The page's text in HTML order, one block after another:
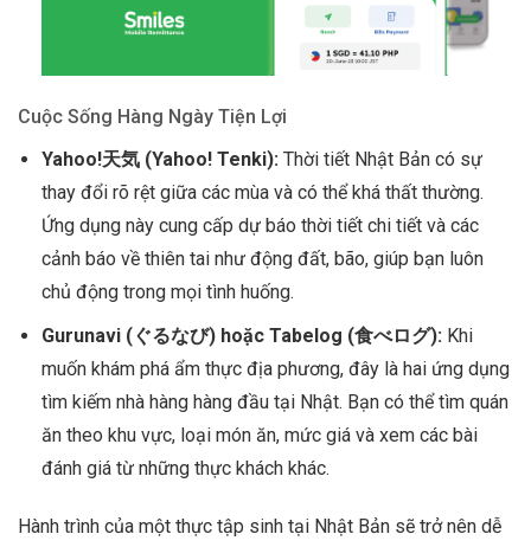
Cuộc Sống Hàng Ngày Tiện Lợi
Yahoo!天気 (Yahoo! Tenki): Thời tiết Nhật Bản có sự
thay đổi rõ rệt giữa các mùa và có thể khá thất thường.
Ứng dụng này cung cấp dự báo thời tiết chi tiết và các
cảnh báo về thiên tai như động đất, bão, giúp bạn luôn
chủ động trong mọi tình huống.
Gurunavi (ぐるなび) hoặc Tabelog (食べログ): Khi
muốn khám phá ẩm thực địa phương, đây là hai ứng dụng
tìm kiếm nhà hàng hàng đầu tại Nhật. Bạn có thể tìm quán
ăn theo khu vực, loại món ăn, mức giá và xem các bài
đánh giá từ những thực khách khác.
Hành trình của một thực tập sinh tại Nhật Bản sẽ trở nên dễ